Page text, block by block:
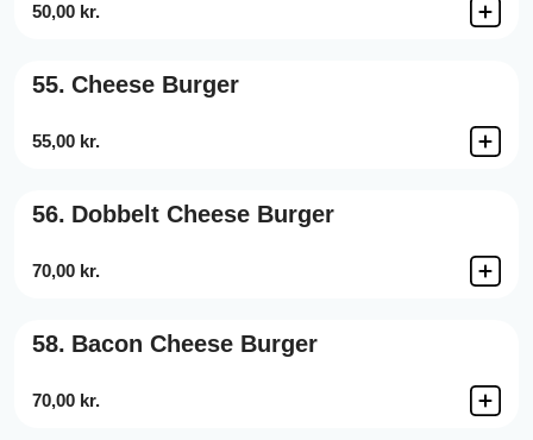
50,00 kr.
55. Cheese Burger
55,00 kr.
56. Dobbelt Cheese Burger
70,00 kr.
58. Bacon Cheese Burger
70,00 kr.